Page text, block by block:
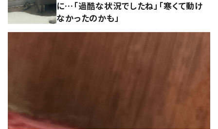
に…「過酷な状況でしたね」「寒くて動け
なかったのかも」